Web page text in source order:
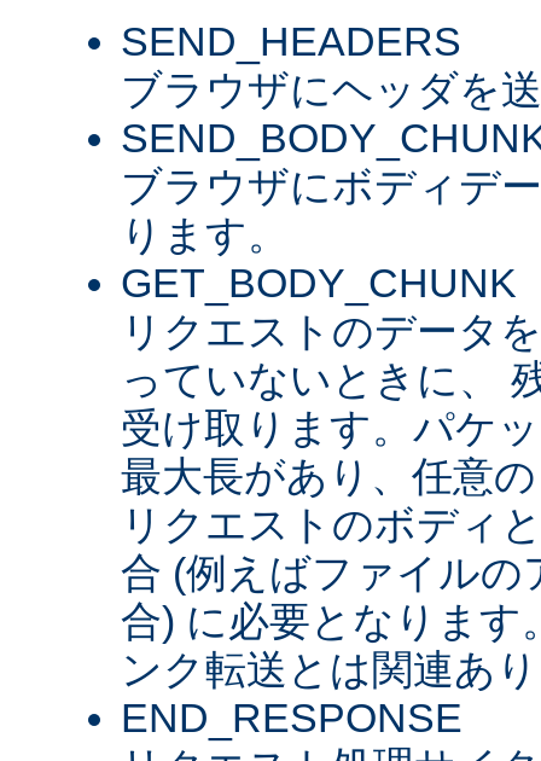
SEND_HEADERS
ブラウザにヘッダを
ブラウザにボディデ
ります。
GET_BODY_CHUNK
リクエストのデータ
っていないときに、
受け取ります。パケ
最大長があり、任意
リクエストのボディ
合 (例えばファイルの
合) に必要となります
ンク転送とは関連あ
END_RESPONSE